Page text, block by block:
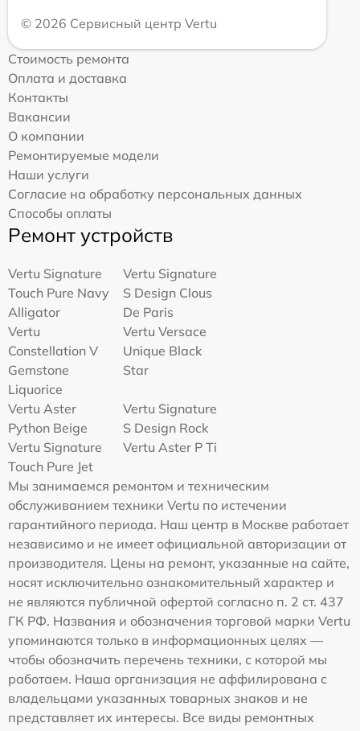
© 2026 Сервисный центр Vertu
Стоимость ремонта
Оплата и доставка
Контакты
Вакансии
О компании
Ремонтируемые модели
Наши услуги
Согласие на обработку персональных данных
Способы оплаты
Ремонт устройств
Vertu Signature
Touch Pure Navy
Alligator
Vertu Signature
S Design Clous
De Paris
Vertu
Constellation V
Gemstone
Liquorice
Vertu Versace
Unique Black
Star
Vertu Aster
Python Beige
Vertu Signature
S Design Rock
Vertu Signature
Touch Pure Jet
Vertu Aster P Ti
Мы занимаемся ремонтом и техническим
обслуживанием техники Vertu по истечении
гарантийного периода. Наш центр в Москве работает
независимо и не имеет официальной авторизации от
производителя. Цены на ремонт, указанные на сайте,
носят исключительно ознакомительный характер и
не являются публичной офертой согласно п. 2 ст. 437
ГК РФ. Названия и обозначения торговой марки Vertu
упоминаются только в информационных целях —
чтобы обозначить перечень техники, с которой мы
работаем. Наша организация не аффилирована с
владельцами указанных товарных знаков и не
представляет их интересы. Все виды ремонтных